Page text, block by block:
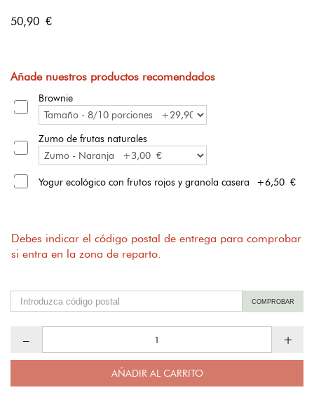
50,90 €
Añade nuestros productos recomendados
Brownie
Zumo de frutas naturales
Yogur ecológico con frutos rojos y granola casera +6,50 €
Debes indicar el código postal de entrega para comprobar
si entra en la zona de reparto.
COMPROBAR
– +
AÑADIR AL CARRITO